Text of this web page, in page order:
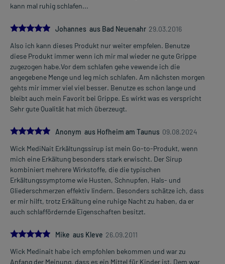
kann mal ruhig schlafen...
5.0
Johannes aus Bad Neuenahr 29.03.2016
Also ich kann dieses Produkt nur weiter empfelen. Benutze
diese Produkt immer wenn ich mir mal wieder ne gute Grippe
zugezogen habe.Vor dem schlafen gehe vewende ich die
angegebene Menge und leg mich schlafen. Am nächsten morgen
gehts mir immer viel viel besser. Benutze es schon lange und
bleibt auch mein Favorit bei Grippe. Es wirkt was es verspricht
Sehr gute Qualität hat mich überzeugt.
5.0Anonym aus Hofheim am Taunus 09.08.2024
Wick MediNait Erkältungssirup ist mein Go-to-Produkt, wenn
mich eine Erkältung besonders stark erwischt. Der Sirup
kombiniert mehrere Wirkstoffe, die die typischen
Erkältungssymptome wie Husten, Schnupfen, Hals- und
Gliederschmerzen effektiv lindern. Besonders schätze ich, dass
er mir hilft, trotz Erkältung eine ruhige Nacht zu haben, da er
auch schlaffördernde Eigenschaften besitzt.
5.0
Mike aus Kleve 26.09.2011
Wick Medinait habe ich empfohlen bekommen und war zu
Anfang der Meinung, dass es ein Mittel für Kinder ist. Dem war